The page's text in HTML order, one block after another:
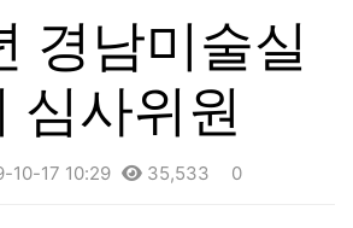
경남미술실
심사위원
10-17 10:29 35,533 0